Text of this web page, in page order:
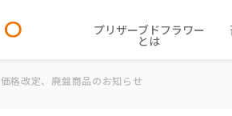
プリザーブドフラワー
とは
価格改定、廃盤商品のお知らせ